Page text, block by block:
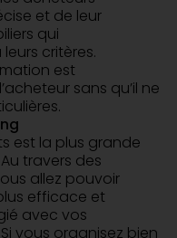
et de leur
qui
critères.
est
sans qu’il ne
est la plus grande
travers des
allez pouvoir
efficace et
avec vos
vous organisez bien